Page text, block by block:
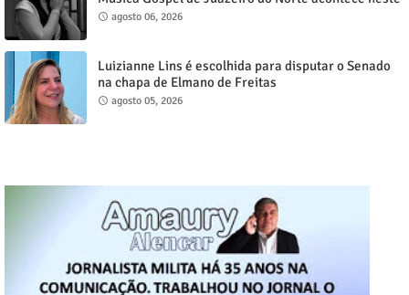
sábado, 8
agosto 06, 2026
Luizianne Lins é escolhida para disputar o Senado
na chapa de Elmano de Freitas
agosto 05, 2026